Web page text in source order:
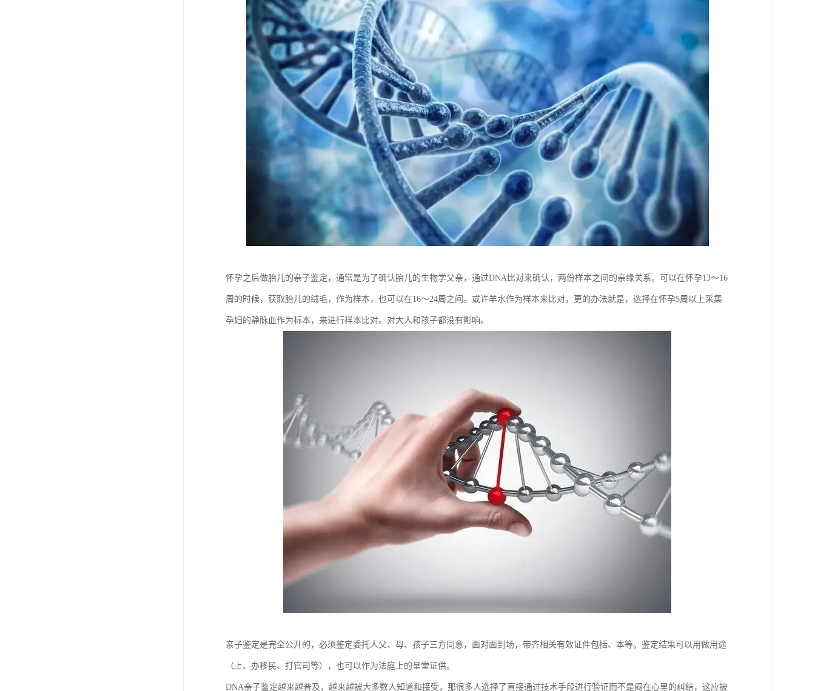
怀孕之后做胎儿的亲子鉴定，通常是为了确认胎儿的生物学父亲，通过DNA比对来确认，两份样本之间的亲缘关系。可以在怀孕13～16
周的时候，获取胎儿的绒毛，作为样本，也可以在16～24周之间。或许羊水作为样本来比对，更的办法就是，选择在怀孕5周以上采集
孕妇的静脉血作为标本，来进行样本比对。对大人和孩子都没有影响。
亲子鉴定是完全公开的，必须鉴定委托人父、母、孩子三方同意，面对面到场，带齐相关有效证件包括、本等。鉴定结果可以用做用途
（上、办移民、打官司等），也可以作为法庭上的呈堂证供。
DNA亲子鉴定越来越普及，越来越被大多数人知道和接受，那很多人选择了直接通过技术手段进行验证而不是闷在心里的纠结，这应被